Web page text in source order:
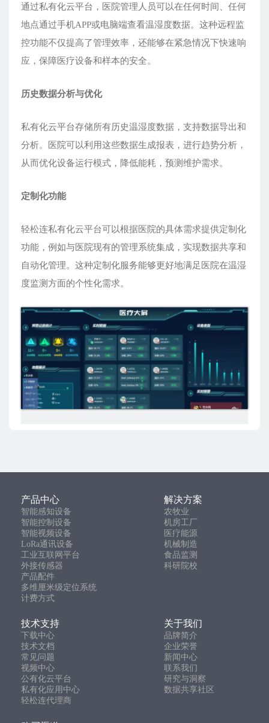
通过私有化云平台，医院管理人员可以在任何时间、任何
地点通过手机APP或电脑端查看温湿度数据。这种远程监
控功能不仅提高了管理效率，还能够在紧急情况下快速响
应，保障医疗设备和样本的安全。
历史数据分析与优化
私有化云平台存储所有历史温湿度数据，支持数据导出和
分析。医院可以利用这些数据生成报表，进行趋势分析，
从而优化设备运行模式，降低能耗，预测维护需求。
定制化功能
轻松连私有化云平台可以根据医院的具体需求提供定制化
功能，例如与医院现有的管理系统集成，实现数据共享和
自动化管理。这种定制化服务能够更好地满足医院在温湿
度监测方面的个性化需求。
产品中心 解决方案
智能感知设备
农牧业
智能控制设备
机房工厂
智能视频设备
医疗能源
LoRa通讯设备
机械制造
工业互联网平台
食品监测
外接传感器
科研院校
产品配件
多维厘米级定位系统
计费方式
技术支持 关于我们
下载中心
品牌简介
技术文档
企业荣誉
常见问题
新闻中心
视频中心
联系我们
公有化云平台
研究与洞察
私有化应用中心
数据共享社区
轻松连代理商